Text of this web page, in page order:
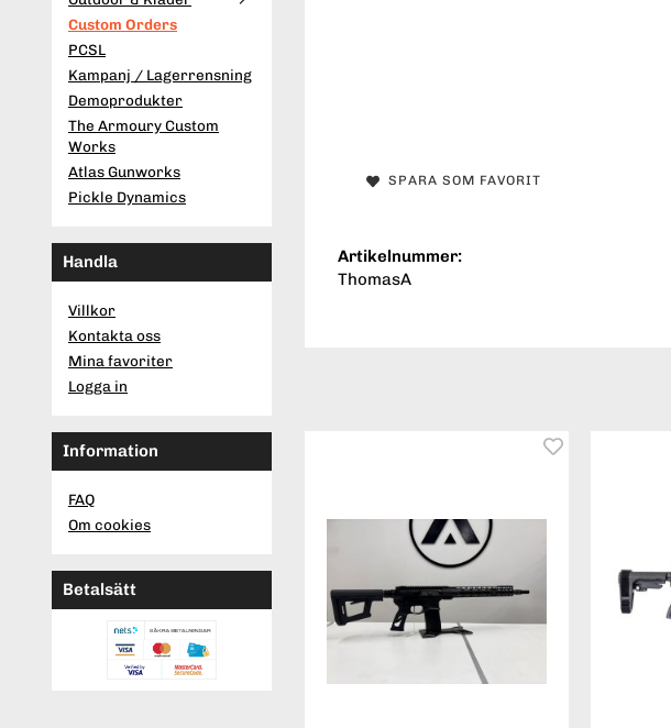
Custom Orders
PCSL
Kampanj / Lagerrensning
Demoprodukter
The Armoury Custom
Works
Atlas Gunworks
Pickle Dynamics
Handla
Villkor
Kontakta oss
Mina favoriter
Logga in
Information
FAQ
Om cookies
Betalsätt
SPARA SOM FAVORIT
Artikelnummer:
ThomasA